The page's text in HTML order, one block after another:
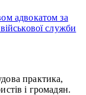
адвокатом за
служби
практика,
і громадян.